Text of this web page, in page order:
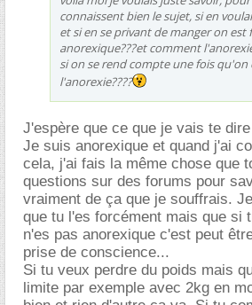
connaissent bien le sujet, si en
et si en se privant de manger on est
anorexique???et comment
si on se rend compte une fois qu'on
l'anorexie????
J'espère que ce que je vais te
Je suis anorexique et quand j'ai
cela, j'ai fais la même chose que
questions sur des forums pour
vraiment de ça que je souffrais.
que tu l'es forcément mais que si
n'es pas anorexique c'est peut
prise de conscience...
Si tu veux perdre du poids mais
limite par exemple avec 2kg en